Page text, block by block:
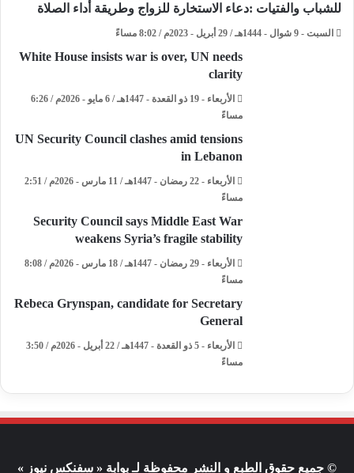
للشباب والفتيات :دعاء الاستخارة للزواج وطريقة أداء الصلاة
السبت - 9 شوال - 1444هـ / 29 أبريل - 2023م / 8:02 مساءً
White House insists war is over, UN needs
clarity
الأربعاء - 19 ذو القعدة - 1447هـ / 6 مايو - 2026م / 6:26
مساءً
UN Security Council clashes amid tensions
in Lebanon
الأربعاء - 22 رمضان - 1447هـ / 11 مارس - 2026م / 2:51
مساءً
Security Council says Middle East War
weakens Syria’s fragile stability
الأربعاء - 29 رمضان - 1447هـ / 18 مارس - 2026م / 8:08
مساءً
Rebeca Grynspan, candidate for Secretary
General
الأربعاء - 5 ذو القعدة - 1447هـ / 22 أبريل - 2026م / 3:50
مساءً
© جميع حقوق الطبع و النشر محفوظة لـ بوابة « سفنكس نيوز »